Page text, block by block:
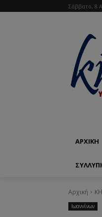
Σάββατο, 8
ΑΡΧΙΚΗ
Αρχική
Ιωαννίνων